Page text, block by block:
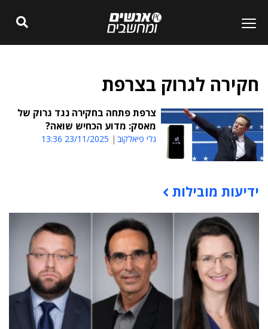
חקירה לגרוק בצרפת
צרפת פתחה בחקירה נגד גרוק של
מאסק: מדוע הכחיש שואה?
גלי פיאלקוב 23/11/2025 13:36
תוכן פרסומי
ידיעות מובילות